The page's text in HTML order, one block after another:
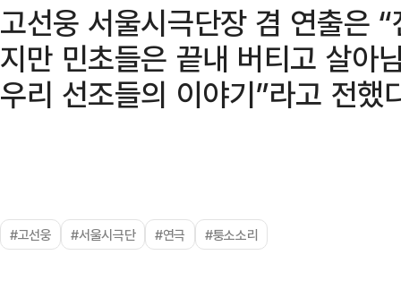
고선웅 서울시극단장 겸 연출은
지만 민초들은 끝내 버티고 살아
우리 선조들의 이야기”라고 전했
#고선웅 #서울시극단 #연극 #퉁소소리